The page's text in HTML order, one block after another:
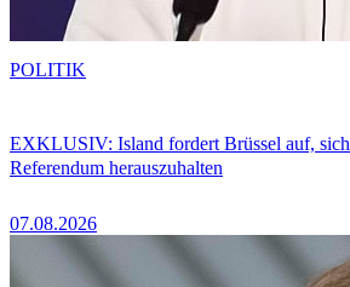
EXKLUSIV: Island fordert Brüssel auf,
Referendum herauszuhalten
07.08.2026
POLITIK